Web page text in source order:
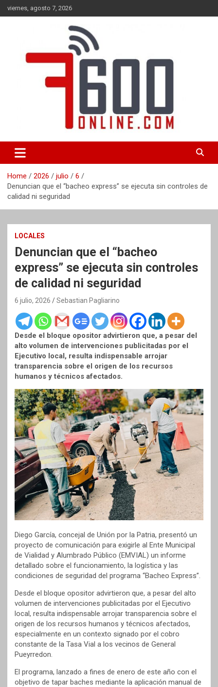
Skip
to
viernes, agosto 7, 2026
7600 online
nacional e internacional, deportiva y cultural.
Home 2026 julio
6
Denuncian que el “bacheo express” se ejecuta sin controles de
calidad ni seguridad
LOCALES
Denuncian que el “bacheo
express” se ejecuta sin controles
de calidad ni seguridad
6 julio, 2026 Sebastian Pagliarino
Desde el bloque opositor advirtieron que, a pesar del
alto volumen de intervenciones publicitadas por el
Ejecutivo local, resulta indispensable arrojar
transparencia sobre el origen de los recursos
humanos y técnicos afectados.
Diego García, concejal de Unión por la Patria, presentó un
proyecto de comunicación para exigirle al Ente Municipal
de Vialidad y Alumbrado Público (EMVIAL) un informe
detallado sobre el funcionamiento, la logística y las
condiciones de seguridad del programa “Bacheo Express”.
Desde el bloque opositor advirtieron que, a pesar del alto
volumen de intervenciones publicitadas por el Ejecutivo
local, resulta indispensable arrojar transparencia sobre el
origen de los recursos humanos y técnicos afectados,
especialmente en un contexto signado por el cobro
constante de la Tasa Vial a los vecinos de General
Pueyrredon.
El programa, lanzado a fines de enero de este año con el
objetivo de tapar baches mediante la aplicación manual de